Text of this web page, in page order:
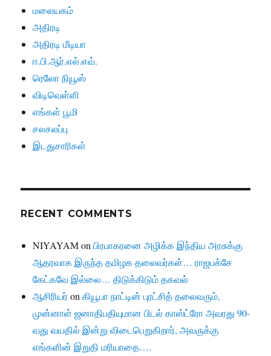
மலையகம்
அதிரடி
அதிரடி மீடியா
ஈ.பி.ஆர்.எல்.எவ்.
ரெலோ நியூஸ்
விடிவெள்ளி
எங்கள் பூமி
சலசலப்பு
இடதுசாரிகள்
RECENT COMMENTS
NIYAYAMonபிரபாகரனை அழிக்க இந்திய அரசுக்கு
ஆதரவாக இருந்த தமிழக தலைவர்கள்… ராஜபக்சே
கேட்கவே இல்லை… திடுக்கிடும் தகவல்
ஆசிரியர்onகியூபா நாட்டின் புரட்சித் தலைவரும்,
முன்னாள் ஜனாதிபதியுமான பிடல் காஸ்ட்ரோ அவரது 90-
வது வயதில் இன்று விடைபெறுகிறார், அவருக்கு
எங்களின் இறுதி மரியாதை….